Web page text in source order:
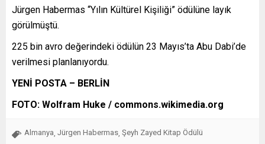
Jürgen Habermas “Yılın Kültürel Kişiliği” ödülüne layık
görülmüştü.
225 bin avro değerindeki ödülün 23 Mayıs’ta Abu Dabi’de
verilmesi planlanıyordu.
YENİ POSTA – BERLİN
FOTO: Wolfram Huke / commons.wikimedia.org
Almanya Jürgen Habermas Şeyh Zayed Kitap Ödülü